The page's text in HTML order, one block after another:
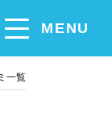
MENU
一覧